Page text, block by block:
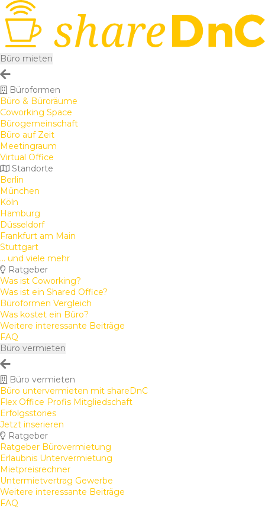
Büro mieten
Büroformen
Büro & Büroräume
Coworking Space
Bürogemeinschaft
Büro auf Zeit
Meetingraum
Virtual Office
Standorte
Berlin
München
Köln
Hamburg
Düsseldorf
Frankfurt am Main
Stuttgart
... und viele mehr
Ratgeber
Was ist Coworking?
Was ist ein Shared Office?
Büroformen Vergleich
Was kostet ein Büro?
Weitere interessante Beiträge
FAQ
Büro vermieten
Büro vermieten
Büro untervermieten mit shareDnC
Flex Office Profis Mitgliedschaft
Erfolgsstories
Jetzt inserieren
Ratgeber
Ratgeber Bürovermietung
Erlaubnis Untervermietung
Mietpreisrechner
Untermietvertrag Gewerbe
Weitere interessante Beiträge
FAQ